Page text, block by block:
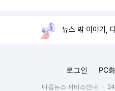
뉴스 밖 이야기,
로그인 PC
다음뉴스 서비스안내